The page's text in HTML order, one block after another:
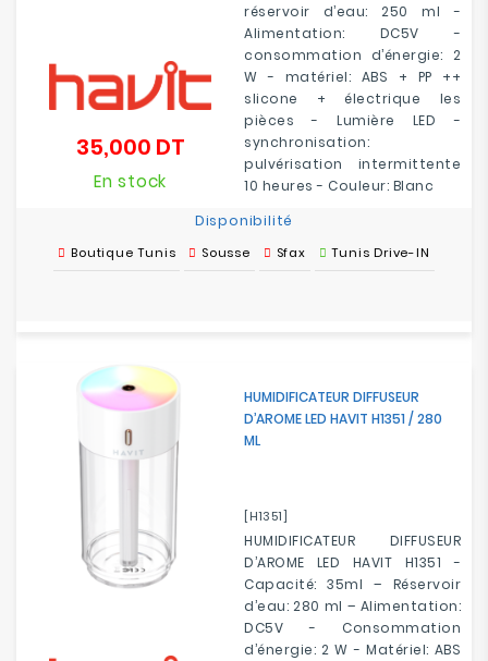
réservoir d’eau: 250 ml -
Alimentation: DC5V -
consommation d’énergie: 2
W - matériel: ABS + PP ++
slicone + électrique les
pièces - Lumière LED -
synchronisation:
pulvérisation intermittente
10 heures - Couleur: Blanc
35,000 DTPrix
En stock
Disponibilité
Boutique Tunis Sousse Sfax Tunis Drive-IN
HUMIDIFICATEUR DIFFUSEUR
D’AROME LED HAVIT H1351 / 280
ML
[H1351]
HUMIDIFICATEUR DIFFUSEUR
D’AROME LED HAVIT H1351 -
Capacité: 35ml – Réservoir
d’eau: 280 ml – Alimentation:
DC5V - Consommation
d’énergie: 2 W - Matériel: ABS